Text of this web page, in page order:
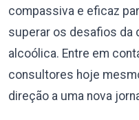
compassiva e eficaz
superar os desafios da
alcoólica. Entre em
consultores hoje
direção a uma nova